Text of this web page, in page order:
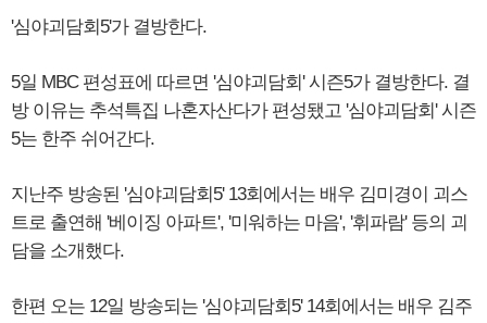
'심야괴담회5'가 결방한다.
5일 MBC 편성표에 따르면 '심야괴담회' 시즌5가 결방한다. 결
방 이유는 추석특집 나혼자산다가 편성됐고 '심야괴담회' 시즌
5는 한주 쉬어간다.
지난주 방송된 '심야괴담회5' 13회에서는 배우 김미경이 괴스
트로 출연해 '베이징 아파트', '미워하는 마음', '휘파람' 등의 괴
담을 소개했다.
한편 오는 12일 방송되는 '심야괴담회5' 14회에서는 배우 김주